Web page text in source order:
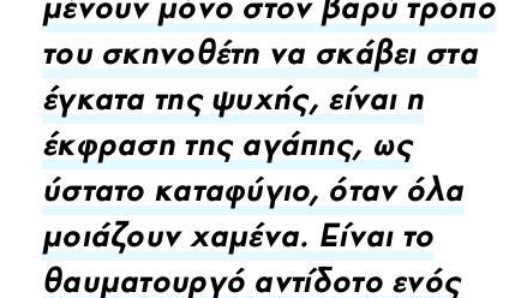
μένουν μόνο στον βαρύ τρόπο
του σκηνοθέτη να σκάβει στα
έγκατα της ψυχής, είναι η
έκφραση της αγάπης, ως
ύστατο καταφύγιο, όταν όλα
μοιάζουν χαμένα. Είναι το
θαυματουργό αντίδοτο ενός